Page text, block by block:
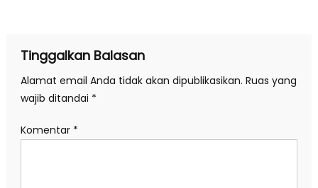
Tinggalkan Balasan
Alamat email Anda tidak akan dipublikasikan. Ruas yang
wajib ditandai *
Komentar *